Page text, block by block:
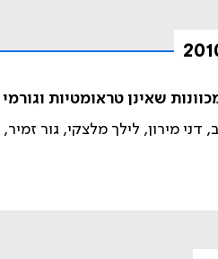
שאינן טראומטיות
דני מירון, לילך מלצקי, גור